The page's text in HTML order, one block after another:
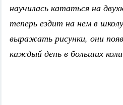
научилась кататься на
теперь ездит на нем в
выражать рисунки, они
каждый день в больших